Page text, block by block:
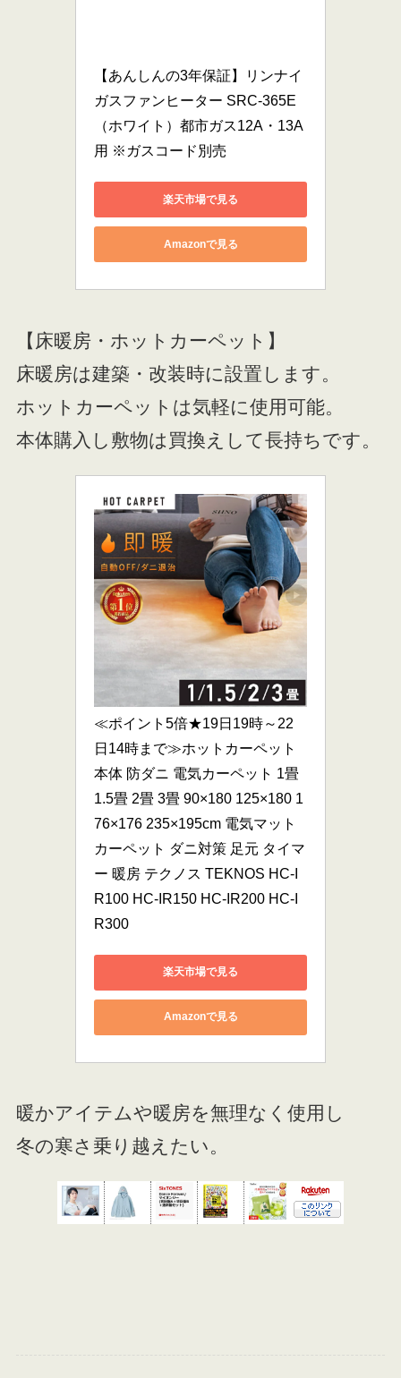
【あんしんの3年保証】リンナイ
ガスファンヒーター SRC-365E
（ホワイト）都市ガス12A・13A
用 ※ガスコード別売
楽天市場で見る
Amazonで見る
【床暖房・ホットカーペット】
床暖房は建築・改装時に設置します。
ホットカーペットは気軽に使用可能。
本体購入し敷物は買換えして長持ちです。
≪ポイント5倍★19日19時～22
日14時まで≫ホットカーペット
本体 防ダニ 電気カーペット 1畳
1.5畳 2畳 3畳 90×180 125×180 1
76×176 235×195cm 電気マット
カーペット ダニ対策 足元 タイマ
ー 暖房 テクノス TEKNOS HC-I
R100 HC-IR150 HC-IR200 HC-I
R300
楽天市場で見る
Amazonで見る
暖かアイテムや暖房を無理なく使用し
冬の寒さ乗り越えたい。